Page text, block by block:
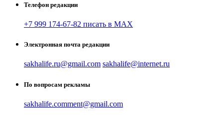
Телефон редакции
+7 999 174-67-82 писать в MAX
Электронная почта редакции
sakhalife.ru@gmail.com sakhalife@internet.ru
По вопросам рекламы
sakhalife.comment@gmail.com